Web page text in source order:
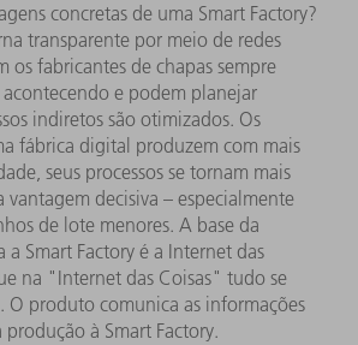
concretas de uma Smart Factory?
transparente por meio de redes
os fabricantes de chapas sempre
e podem planejar
indiretos são otimizados. Os
fábrica digital produzem com mais
seus processos se tornam mais
vantagem decisiva – especialmente
de lote menores. A base da
a Smart Factory é a Internet das
na "Internet das Coisas" tudo se
O produto comunica as informações
produção à Smart Factory.